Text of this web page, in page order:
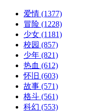
爱情 (1377)
冒险 (1228)
少女 (1181)
校园 (857)
少年 (821)
热血 (612)
怀旧 (603)
故事 (571)
格斗 (561)
科幻 (553)